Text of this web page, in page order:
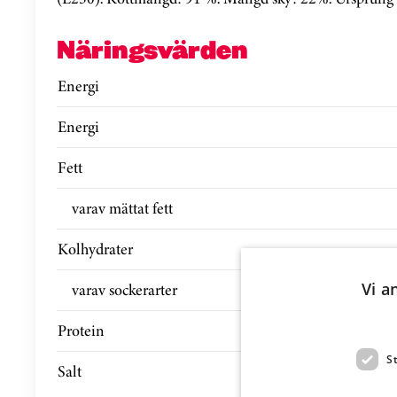
Näringsvärden
Energi
Energi
Fett
varav mättat fett
Kolhydrater
varav sockerarter
Protein
Salt
Vi